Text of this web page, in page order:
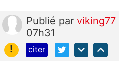
Publié par viking77
07h31
!
citer